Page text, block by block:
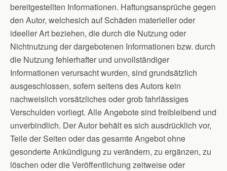
bereitgestellten Informationen. Haftungsansprüche gegen
den Autor, welchesich auf Schäden materieller oder
ideeller Art beziehen, die durch die Nutzung oder
Nichtnutzung der dargebotenen Informationen bzw. durch
die Nutzung fehlerhafter und unvollständiger
Informationen verursacht wurden, sind grundsätzlich
ausgeschlossen, sofern seitens des Autors kein
nachweislich vorsätzliches oder grob fahrlässiges
Verschulden vorliegt. Alle Angebote sind freibleibend und
unverbindlich. Der Autor behält es sich ausdrücklich vor,
Teile der Seiten oder das gesamte Angebot ohne
gesonderte Ankündigung zu verändern, zu ergänzen, zu
löschen oder die Veröffentlichung zeitweise oder